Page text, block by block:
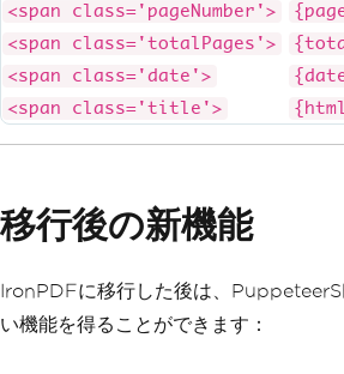
<span class='pageNumber'>
<span class='totalPages'>
<span class='date'>
<span class='title'>
移行後の新機能
IronPDFに移行した後は、
い機能を得ることができます：